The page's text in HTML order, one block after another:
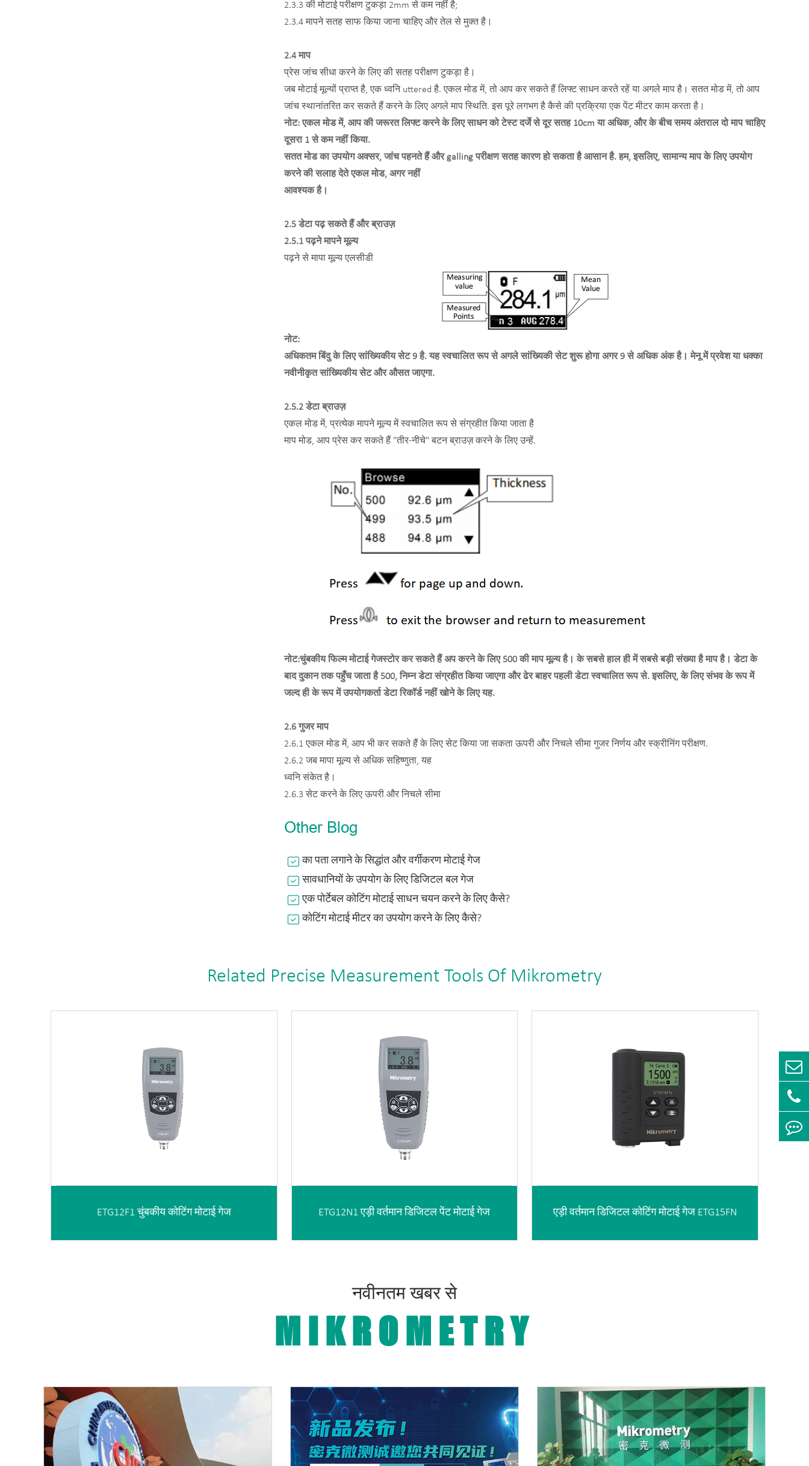
2.3.3 की मोटाई परीक्षण टुकड़ा 2mm से कम नहीं है;
2.3.4 मापने सतह साफ किया जाना चाहिए और तेल से मुक्त है।
2.4 माप
प्रेस जांच सीधा करने के लिए की सतह परीक्षण टुकड़ा है।
जब मोटाई मूल्यों प्राप्त है, एक ध्वनि uttered है. एकल मोड में, तो आप कर सकते हैं लिफ्ट साधन करते रहें या अगले माप है। सतत मोड में, तो आप
जांच स्थानांतरित कर सकते हैं करने के लिए अगले माप स्थिति. इस पूरे लगभग है कैसे की प्रक्रिया एक पेंट मीटर काम करता है।
नोट: एकल मोड में, आप की जरूरत लिफ्ट करने के लिए साधन को टेस्ट दर्जे से दूर सतह 10cm या अधिक, और के बीच समय अंतराल दो माप चाहिए
दूसरा 1 से कम नहीं किया.
सतत मोड का उपयोग अक्सर, जांच पहनते हैं और galling परीक्षण सतह कारण हो सकता है आसान है. हम, इसलिए, सामान्य माप के लिए उपयोग
करने की सलाह देते एकल मोड, अगर नहीं
आवश्यक है।
2.5 डेटा पढ़ सकते हैं और ब्राउज़
2.5.1 पढ़ने मापने मूल्य
पढ़ने से मापा मूल्य एलसीडी
नोट:
अधिकतम बिंदु के लिए सांख्यिकीय सेट 9 है. यह स्वचालित रूप से अगले सांख्यिकी सेट शुरू होगा अगर 9 से अधिक अंक है। मेनू में प्रवेश या धक्का
नवीनीकृत सांख्यिकीय सेट और औसत जाएगा.
2.5.2 डेटा ब्राउज़
एकल मोड में, प्रत्येक मापने मूल्य में स्वचालित रूप से संग्रहीत किया जाता है
माप मोड, आप प्रेस कर सकते हैं "तीर-नीचे" बटन ब्राउज़ करने के लिए उन्हें.
नोट:चुंबकीय फिल्म मोटाई गेजस्टोर कर सकते हैं अप करने के लिए 500 की माप मूल्य है। के सबसे हाल ही में सबसे बड़ी संख्या है माप है। डेटा के
बाद दुकान तक पहुँच जाता है 500, निम्न डेटा संग्रहीत किया जाएगा और ढेर बाहर पहली डेटा स्वचालित रूप से. इसलिए, के लिए संभव के रूप में
जल्द ही के रूप में उपयोगकर्ता डेटा रिकॉर्ड नहीं खोने के लिए यह.
2.6 गुजर माप
2.6.1 एकल मोड में, आप भी कर सकते हैं के लिए सेट किया जा सकता ऊपरी और निचले सीमा गुजर निर्णय और स्क्रीनिंग परीक्षण.
2.6.2 जब मापा मूल्य से अधिक सहिष्णुता, यह
ध्वनि संकेत है।
2.6.3 सेट करने के लिए ऊपरी और निचले सीमा
Other Blog
का पता लगाने के सिद्धांत और वर्गीकरण मोटाई गेज
सावधानियों के उपयोग के लिए डिजिटल बल गेज
एक पोर्टेबल कोटिंग मोटाई साधन चयन करने के लिए कैसे?
कोटिंग मोटाई मीटर का उपयोग करने के लिए कैसे?
Related Precise Measurement Tools Of Mikrometry
ETG12F1 चुंबकीय कोटिंग मोटाई गेज ETG12N1 एड़ी वर्तमान डिजिटल पेंट मोटाई गेज एड़ी वर्तमान डिजिटल कोटिंग मोटाई गेज ETG15FN
नवीनतम खबर से
MIKROMETRY